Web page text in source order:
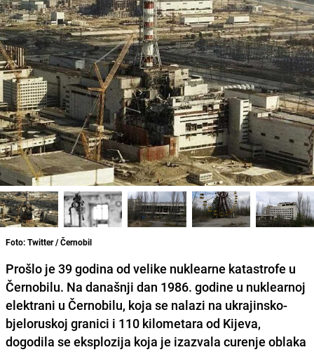
Foto: Twitter / Černobil
Prošlo je 39 godina od velike nuklearne katastrofe u
Černobilu. Na današnji dan 1986. godine u nuklearnoj
elektrani u Černobilu, koja se nalazi na ukrajinsko-
bjeloruskoj granici i 110 kilometara od Kijeva,
dogodila se eksplozija koja je izazvala curenje oblaka